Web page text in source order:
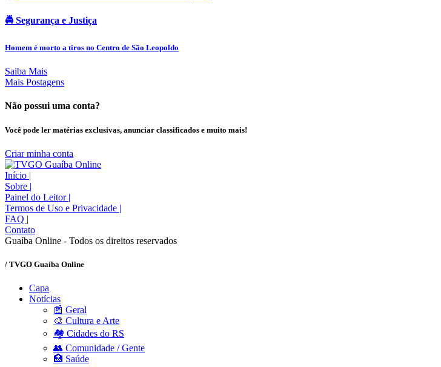
🚔 Segurança e Justiça
Homem é morto a tiros no Centro de São Leopoldo
Saiba Mais
Mais Postagens
Não possui uma conta?
Você pode ler matérias exclusivas, anunciar classificados e muito mais!
Criar minha conta
Início |
Sobre |
Painel do Leitor |
Termos de Uso e Privacidade |
FAQ |
Contato
Guaíba Online - Todos os direitos reservados
/ TVGO Guaíba Online
Capa
Notícias
📰 Geral
🎨 Cultura e Arte
🏘️ Cidades do RS
👥 Comunidade / Gente
🏥 Saúde